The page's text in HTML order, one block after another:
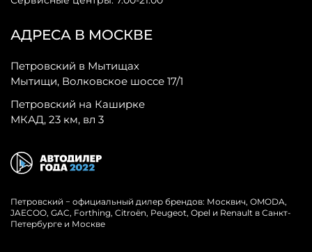
АДРЕСА В МОСКВЕ
Петровский в Мытищах
Мытищи, Волковское шоссе 17/1
Петровский на Каширке
МКАД, 23 км, вл 3
Петровский − официальный дилер брендов: Москвич, OMODA,
JAECOO, GAC, Forthing, Citroёn, Peugeot, Opel и Renault в Санкт-
Петербурге и Москве